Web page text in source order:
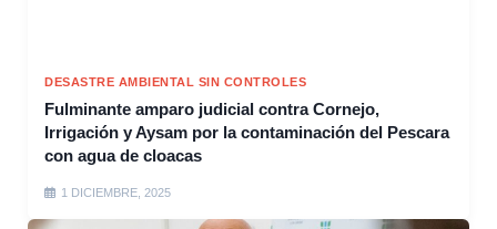
DESASTRE AMBIENTAL SIN CONTROLES
Fulminante amparo judicial contra Cornejo,
Irrigación y Aysam por la contaminación del Pescara
con agua de cloacas
1 DICIEMBRE, 2025